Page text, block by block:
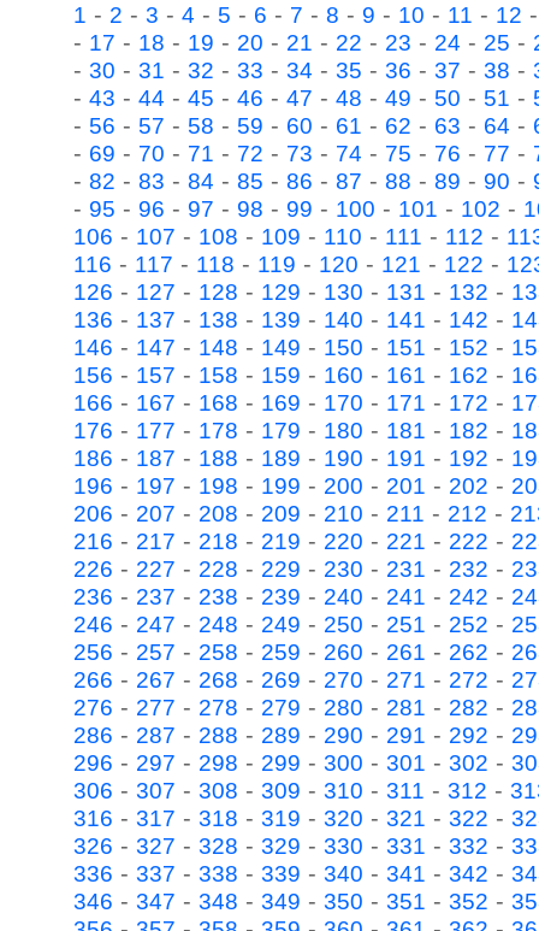
1 - 2 - 3 - 4 - 5 - 6 - 7 - 8 - 9 - 10 - 11 - 12
- 17 - 18 - 19 - 20 - 21 - 22 - 23 - 24 - 25 -
- 30 - 31 - 32 - 33 - 34 - 35 - 36 - 37 - 38 -
- 43 - 44 - 45 - 46 - 47 - 48 - 49 - 50 - 51 -
- 56 - 57 - 58 - 59 - 60 - 61 - 62 - 63 - 64 -
- 69 - 70 - 71 - 72 - 73 - 74 - 75 - 76 - 77 -
- 82 - 83 - 84 - 85 - 86 - 87 - 88 - 89 - 90 -
- 95 - 96 - 97 - 98 - 99 - 100 - 101 - 102 -
106 - 107 - 108 - 109 - 110 - 111 - 112 -
116 - 117 - 118 - 119 - 120 - 121 - 122 -
126 - 127 - 128 - 129 - 130 - 131 - 132 -
136 - 137 - 138 - 139 - 140 - 141 - 142 -
146 - 147 - 148 - 149 - 150 - 151 - 152 -
156 - 157 - 158 - 159 - 160 - 161 - 162 -
166 - 167 - 168 - 169 - 170 - 171 - 172 -
176 - 177 - 178 - 179 - 180 - 181 - 182 -
186 - 187 - 188 - 189 - 190 - 191 - 192 -
196 - 197 - 198 - 199 - 200 - 201 - 202 -
206 - 207 - 208 - 209 - 210 - 211 - 212 -
216 - 217 - 218 - 219 - 220 - 221 - 222 -
226 - 227 - 228 - 229 - 230 - 231 - 232 -
236 - 237 - 238 - 239 - 240 - 241 - 242 -
246 - 247 - 248 - 249 - 250 - 251 - 252 -
256 - 257 - 258 - 259 - 260 - 261 - 262 -
266 - 267 - 268 - 269 - 270 - 271 - 272 -
276 - 277 - 278 - 279 - 280 - 281 - 282 -
286 - 287 - 288 - 289 - 290 - 291 - 292 -
296 - 297 - 298 - 299 - 300 - 301 - 302 -
306 - 307 - 308 - 309 - 310 - 311 - 312 -
316 - 317 - 318 - 319 - 320 - 321 - 322 -
326 - 327 - 328 - 329 - 330 - 331 - 332 -
336 - 337 - 338 - 339 - 340 - 341 - 342 -
346 - 347 - 348 - 349 - 350 - 351 - 352 -